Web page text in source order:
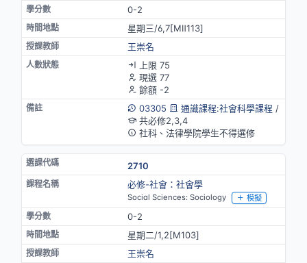
0-2
星期三/6,7[MⅡ113]
王崇名
上限 75
現選 77
餘額 -2
03305
通識課程:社會科學課程 /
共必修2,3,4
社科、法律學院學生不得選修
2710
必修-社會：社會學
Social Sciences: Sociology 模擬
0-2
星期二/1,2[M103]
王崇名